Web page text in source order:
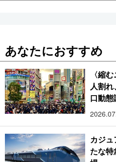
あなたにおすすめ
〈縮
人割
口動
カジ
たな